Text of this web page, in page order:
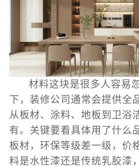
材料这块是很多人容易
下，装修公司通常会提供全
从板材、涂料、地板到卫浴
有。关键要看具体用了什么
板材，环保等级差一级，价
料是水性漆还是传统乳胶漆